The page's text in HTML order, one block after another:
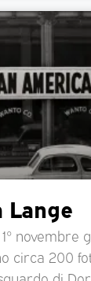
Lange
novembre
circa 200